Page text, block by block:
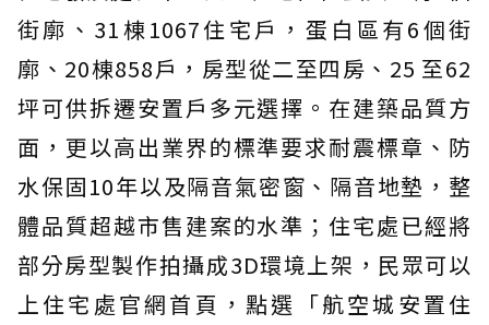
街廓、31棟1067住宅戶，蛋白區有6個街
廓、20棟858戶，房型從二至四房、25 至62
坪可供拆遷安置戶多元選擇。在建築品質方
面，更以高出業界的標準要求耐震標章、防
水保固10年以及隔音氣密窗、隔音地墊，整
體品質超越市售建案的水準；住宅處已經將
部分房型製作拍攝成3D環境上架，民眾可以
上住宅處官網首頁，點選「航空城安置住